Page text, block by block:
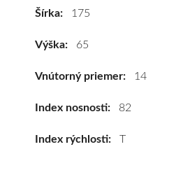
vám
obujeme
Šírka: 175
Výška: 65
Vnútorný priemer: 14
Index nosnosti: 82
Index rýchlosti: T